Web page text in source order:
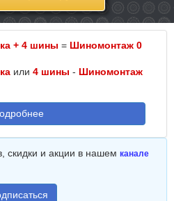
+ 4 шины = Шиномонтаж 0
или 4 шины - Шиномонтаж
скидки и акции в нашем канале